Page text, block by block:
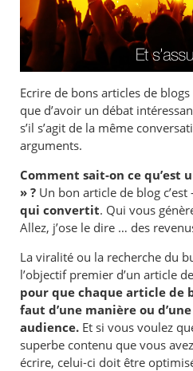
Ecrire de bons articles de
que d’avoir un débat
s’il s’agit de la même
arguments.
Comment sait-on ce qu’est
» ? Un bon article de blog c’est
qui convertit. Qui vous
Allez, j’ose le dire … des
La viralité ou la recherche du
l’objectif premier d’un article
pour que chaque article de
faut d’une manière ou
audience. Et si vous voulez
superbe contenu que vous
écrire, celui-ci doit être